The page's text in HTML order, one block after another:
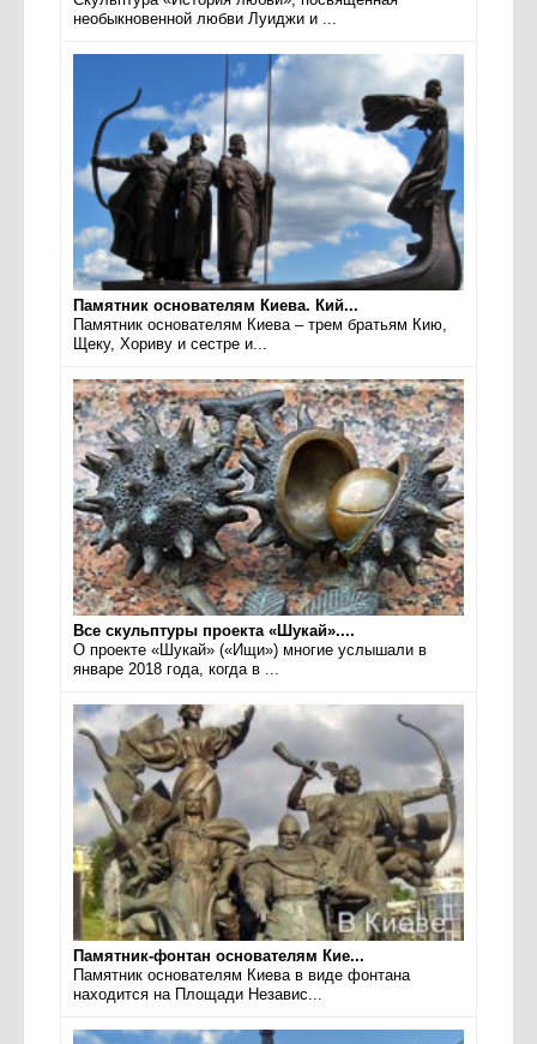
необыкновенной любви Луиджи и ...
Памятник основателям Киева. Кий...
Памятник основателям Киева – трем братьям Кию,
Щеку, Хориву и сестре и...
Все скульптуры проекта «Шукай»....
О проекте «Шукай» («Ищи») многие услышали в
январе 2018 года, когда в ...
Памятник-фонтан основателям Кие...
Памятник основателям Киева в виде фонтана
находится на Площади Независ...